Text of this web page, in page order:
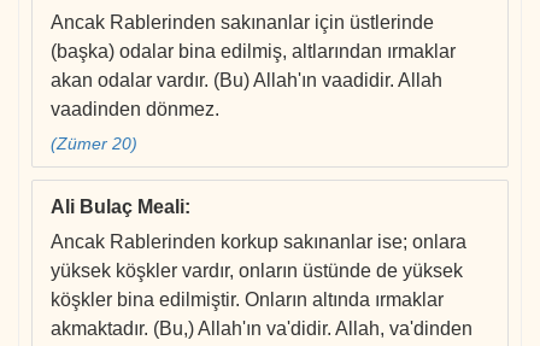
Ancak Rablerinden sakınanlar için üstlerinde
(başka) odalar bina edilmiş, altlarından ırmaklar
akan odalar vardır. (Bu) Allah'ın vaadidir. Allah
vaadinden dönmez.
(Zümer 20)
Ali Bulaç Meali:
Ancak Rablerinden korkup sakınanlar ise; onlara
yüksek köşkler vardır, onların üstünde de yüksek
köşkler bina edilmiştir. Onların altında ırmaklar
akmaktadır. (Bu,) Allah'ın va'didir. Allah, va'dinden